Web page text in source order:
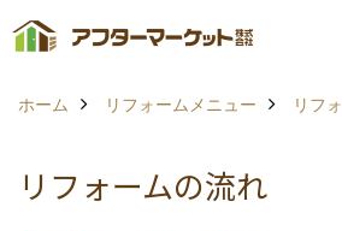
ホーム リフォームメニュー リフ
リフォームの流れ